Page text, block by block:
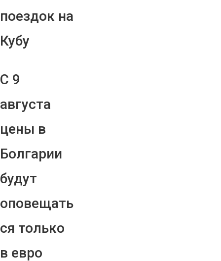
поездок на
Кубу
С 9
августа
цены в
Болгарии
будут
оповещать
ся только
в евро